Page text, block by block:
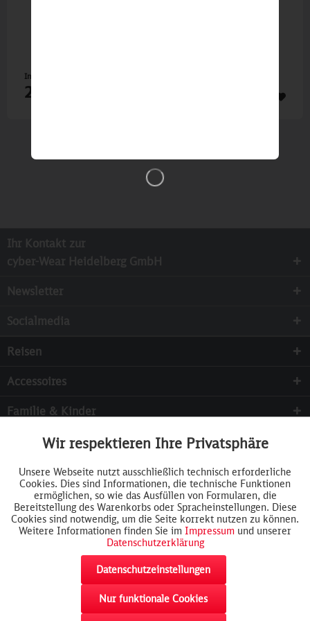
Inhalt
24,90 €
Ihr Kontakt zur
cyber-Wear Heidelberg GmbH
Newsletter
Socialmedia
Reisen
Accessoires
Familie & Kinder
Sammeln
Services
Funktionale Aktiv
Tracking Inaktiv
Wir respektieren Ihre Privatsphäre
Unsere Webseite nutzt ausschließlich technisch erforderliche
Cookies. Dies sind Informationen, die technische Funktionen
ermöglichen, so wie das Ausfüllen von Formularen, die
Bereitstellung des Warenkorbs oder Spracheinstellungen. Diese
Cookies sind notwendig, um die Seite korrekt nutzen zu können.
Weitere Informationen finden Sie im Impressum und unserer
Datenschutzerklärung
Datenschutzeinstellungen
Nur funktionale Cookies